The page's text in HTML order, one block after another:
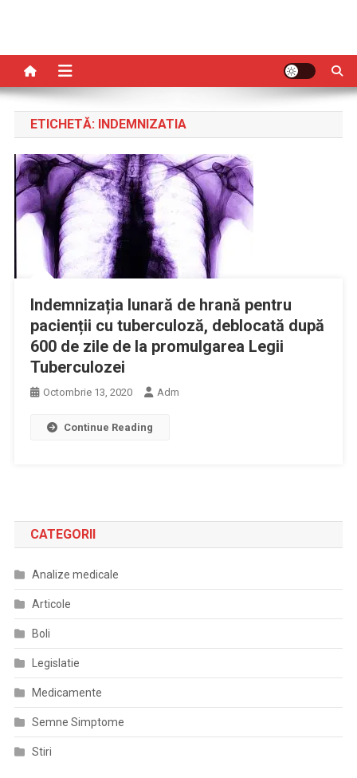
ETICHETĂ: INDEMNIZATIA
Indemnizația lunară de hrană pentru
pacienții cu tuberculoză, deblocată după
600 de zile de la promulgarea Legii
Tuberculozei
Octombrie 13, 2020 Adm
Continue Reading
CATEGORII
Analize medicale
Articole
Boli
Legislatie
Medicamente
Semne Simptome
Stiri